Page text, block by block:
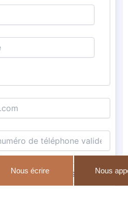
Nous écrire Nous